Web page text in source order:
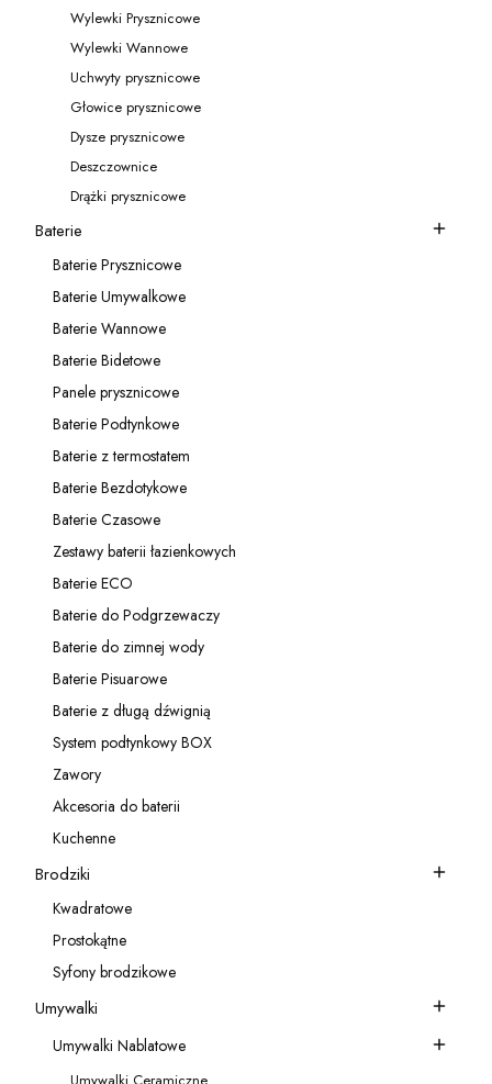
Kategoria - Wylewki Prysznicowe
Wylewki Prysznicowe
Kategoria - Wylewki Wannowe
Wylewki Wannowe
Kategoria - Uchwyty prysznicowe
Uchwyty prysznicowe
Kategoria - Głowice prysznicowe
Głowice prysznicowe
Kategoria - Dysze prysznicowe
Dysze prysznicowe
Kategoria - Deszczownice
Deszczownice
Kategoria - Drążki prysznicowe
Drążki prysznicowe
Kategoria - Baterie
Baterie
Kategoria - Baterie Prysznicowe
Baterie Prysznicowe
Kategoria - Baterie Umywalkowe
Baterie Umywalkowe
Kategoria - Baterie Wannowe
Baterie Wannowe
Kategoria - Baterie Bidetowe
Baterie Bidetowe
Kategoria - Panele prysznicowe
Panele prysznicowe
Kategoria - Baterie Podtynkowe
Baterie Podtynkowe
Kategoria - Baterie z termostatem
Baterie z termostatem
Kategoria - Baterie Bezdotykowe
Baterie Bezdotykowe
Kategoria - Baterie Czasowe
Baterie Czasowe
Kategoria - Zestawy baterii łazienkowych
Zestawy baterii łazienkowych
Kategoria - Baterie ECO
Baterie ECO
Kategoria - Baterie do Podgrzewaczy
Baterie do Podgrzewaczy
Kategoria - Baterie do zimnej wody
Baterie do zimnej wody
Kategoria - Baterie Pisuarowe
Baterie Pisuarowe
Kategoria - Baterie z długą dźwignią
Baterie z długą dźwignią
Kategoria - System podtynkowy BOX
System podtynkowy BOX
Kategoria - Zawory
Zawory
Kategoria - Akcesoria do baterii
Akcesoria do baterii
Kategoria - Kuchenne
Kuchenne
Kategoria - Brodziki
Brodziki
Kategoria - Kwadratowe
Kwadratowe
Kategoria - Prostokątne
Prostokątne
Kategoria - Syfony brodzikowe
Syfony brodzikowe
Kategoria - Umywalki
Umywalki
Kategoria - Umywalki Nablatowe
Umywalki Nablatowe